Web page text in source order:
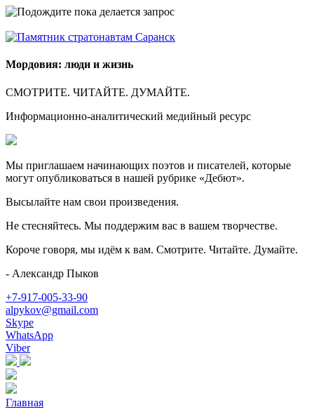
Мордовия: люди и жизнь
СМОТРИТЕ. ЧИТАЙТЕ. ДУМАЙТЕ.
Информационно-аналитический медийный ресурс
Мы приглашаем начинающих поэтов и писателей, которые
могут опубликоваться в нашей рубрике «Дебют».
Высылайте нам свои произведения.
Не стесняйтесь. Мы поддержим вас в вашем творчестве.
Короче говоря, мы идём к вам. Смотрите. Читайте. Думайте.
- Александр Пыков
+7-917-005-33-90
alpykov@gmail.com
Skype
WhatsApp
Viber
Главная